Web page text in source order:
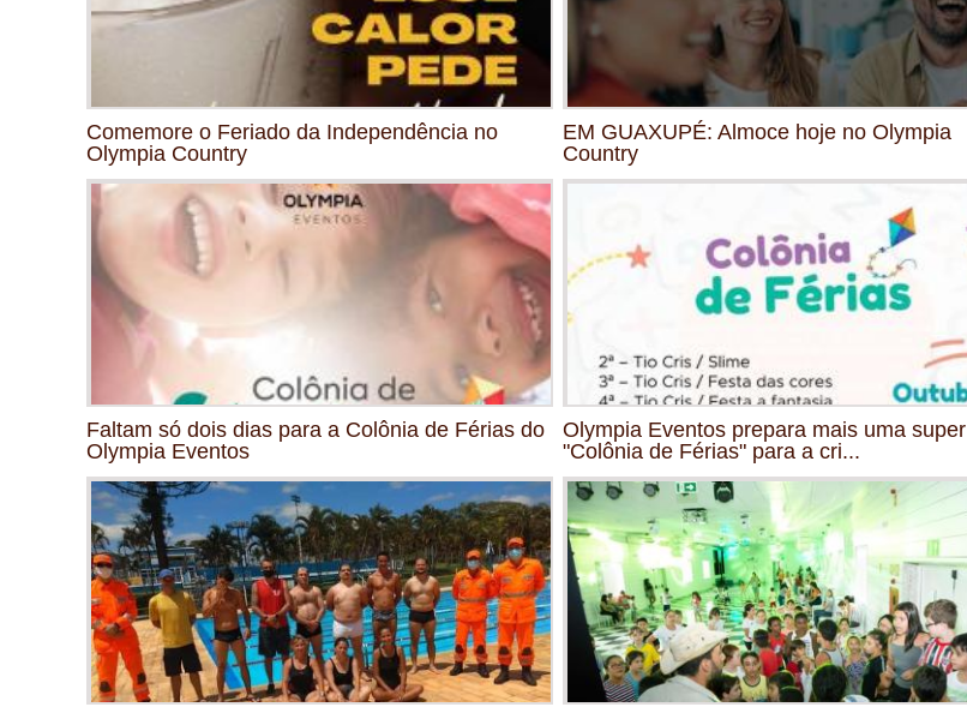
Comemore o Feriado da Independência no
Olympia Country
EM GUAXUPÉ: Almoce hoje no Olympia
Country
Faltam só dois dias para a Colônia de Férias do
Olympia Eventos
Olympia Eventos prepara mais uma super
"Colônia de Férias" para a cri...